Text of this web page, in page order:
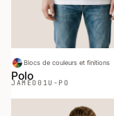
Blocs de couleurs et finitions
Polo
JAMEO 01U-PO